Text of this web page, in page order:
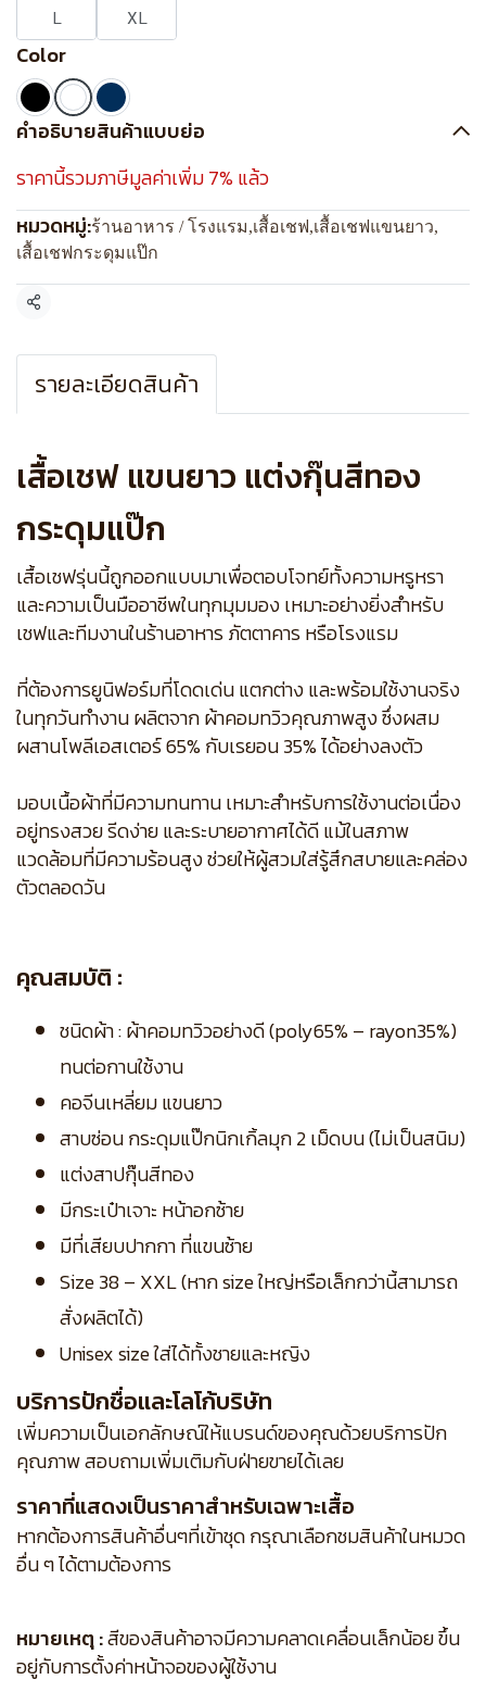
L
XL
Color
คำอธิบายสินค้าแบบย่อ
ราคานี้รวมภาษีมูลค่าเพิ่ม 7% แล้ว
หมวดหมู่:ร้านอาหาร / โรงแรม,เสื้อเชฟ,เสื้อเชฟแขนยาว,
เสื้อเชฟกระดุมแป๊ก
แชร์
รายละเอียดสินค้า
เสื้อเชฟ แขนยาว แต่งกุ๊นสีทอง
กระดุมแป๊ก
เสื้อเชฟรุ่นนี้ถูกออกแบบมาเพื่อตอบโจทย์ทั้งความหรูหรา
และความเป็นมืออาชีพในทุกมุมมอง เหมาะอย่างยิ่งสำหรับ
เชฟและทีมงานในร้านอาหาร ภัตตาคาร หรือโรงแรม
ที่ต้องการยูนิฟอร์มที่โดดเด่น แตกต่าง และพร้อมใช้งานจริง
ในทุกวันทำงาน ผลิตจาก ผ้าคอมทวิวคุณภาพสูง ซึ่งผสม
ผสานโพลีเอสเตอร์ 65% กับเรยอน 35% ได้อย่างลงตัว
มอบเนื้อผ้าที่มีความทนทาน เหมาะสำหรับการใช้งานต่อเนื่อง
อยู่ทรงสวย รีดง่าย และระบายอากาศได้ดี แม้ในสภาพ
แวดล้อมที่มีความร้อนสูง ช่วยให้ผู้สวมใส่รู้สึกสบายและคล่อง
ตัวตลอดวัน
คุณสมบัติ :
ชนิดผ้า : ผ้าคอมทวิวอย่างดี (poly65% – rayon35%)
ทนต่อกานใช้งาน
คอจีนเหลี่ยม แขนยาว
สาบซ่อน กระดุมแป๊กนิกเกิ้ลมุก 2 เม็ดบน (ไม่เป็นสนิม)
แต่งสาปกุ๊นสีทอง
มีกระเป๋าเจาะ หน้าอกซ้าย
มีที่เสียบปากกา ที่แขนซ้าย
Size 38 – XXL (หาก size ใหญ่หรือเล็กกว่านี้สามารถ
สั่งผลิตได้)
Unisex size ใส่ได้ทั้งชายและหญิง
บริการปักชื่อและโลโก้บริษัท
เพิ่มความเป็นเอกลักษณ์ให้แบรนด์ของคุณด้วยบริการปัก
คุณภาพ สอบถามเพิ่มเติมกับฝ่ายขายได้เลย
ราคาที่แสดงเป็นราคาสำหรับเฉพาะเสื้อ
หากต้องการสินค้าอื่นๆที่เข้าชุด กรุณาเลือกชมสินค้าในหมวด
อื่น ๆ ได้ตามต้องการ
หมายเหตุ :สีของสินค้าอาจมีความคลาดเคลื่อนเล็กน้อย ขึ้น
อยู่กับการตั้งค่าหน้าจอของผู้ใช้งาน